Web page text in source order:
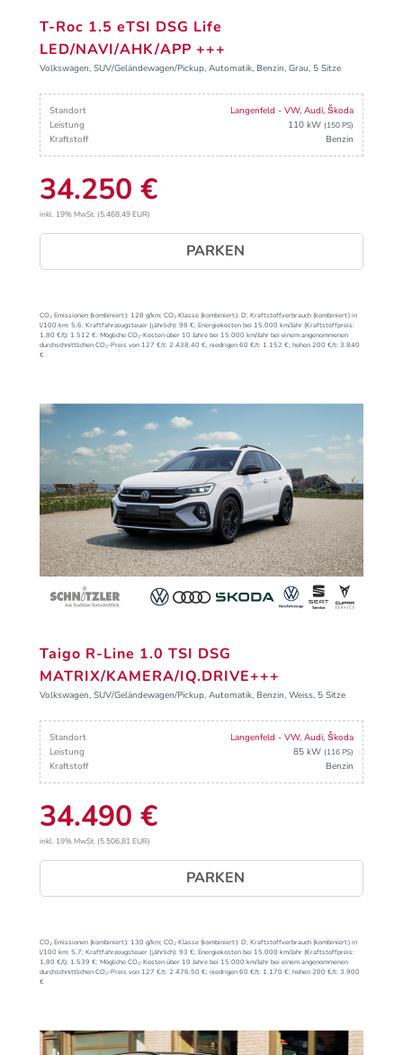
T-Roc 1.5 eTSI DSG Life
LED/NAVI/AHK/APP +++
Volkswagen, SUV/Geländewagen/Pickup, Automatik, Benzin, Grau, 5 Sitze
Standort
Langenfeld - VW, Audi, Škoda
Leistung
110 kW (150 PS)
Kraftstoff Benzin
34.250 €
inkl. 19% MwSt. (5.468,49 EUR)
PARKEN
CO₂ Emissionen (kombiniert): 128 g/km;CO₂ Klasse (kombiniert):D;Kraftstoffverbrauch (kombiniert) in
l/100 km:5,6;Kraftfahrzeugsteuer (jährlich):98 €;Energiekosten bei 15.000 km/Jahr (Kraftstoffpreis:
1,80 €/l): 1.512 €;Mögliche CO₂-Kosten über 10 Jahre bei 15.000 km/Jahr bei einem angenommenen
durchschnittlichen CO₂-Preis von 127 €/t:2.438,40 €; niedrigen 60 €/t: 1.152 €; hohen 200 €/t: 3.840
€
Taigo R-Line 1.0 TSI DSG
MATRIX/KAMERA/IQ.DRIVE+++
Volkswagen, SUV/Geländewagen/Pickup, Automatik, Benzin, Weiss, 5 Sitze
Standort
Langenfeld - VW, Audi, Škoda
Leistung
85 kW (116 PS)
Kraftstoff Benzin
34.490 €
inkl. 19% MwSt. (5.506,81 EUR)
PARKEN
CO₂ Emissionen (kombiniert): 130 g/km;CO₂ Klasse (kombiniert):D;Kraftstoffverbrauch (kombiniert) in
l/100 km:5,7;Kraftfahrzeugsteuer (jährlich):93 €;Energiekosten bei 15.000 km/Jahr (Kraftstoffpreis:
1,80 €/l): 1.539 €;Mögliche CO₂-Kosten über 10 Jahre bei 15.000 km/Jahr bei einem angenommenen
durchschnittlichen CO₂-Preis von 127 €/t:2.476,50 €; niedrigen 60 €/t: 1.170 €; hohen 200 €/t: 3.900
€